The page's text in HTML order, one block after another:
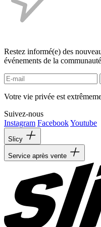
Restez informé(e) des
événements de la
Votre vie privée est
Suivez-nous
Instagram FacebookYoutube
Slicy
Service après vente